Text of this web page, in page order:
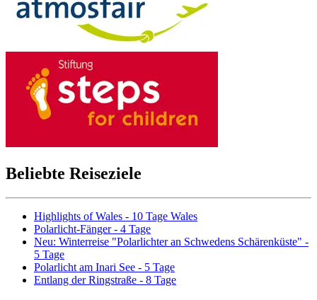
Beliebte Reiseziele
Highlights of Wales - 10 Tage Wales
Polarlicht-Fänger - 4 Tage
Neu: Winterreise "Polarlichter an Schwedens Schärenküste" -
5 Tage
Polarlicht am Inari See - 5 Tage
Entlang der Ringstraße - 8 Tage